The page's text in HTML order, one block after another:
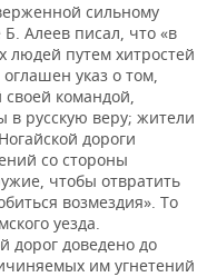
сильному
Алеев писал, что «в
путем хитростей
указ о том,
командой,
в русскую веру; жители
дороги
со стороны
чтобы отвратить
возмездия». То
уезда.
дорог доведено до
им угнетений